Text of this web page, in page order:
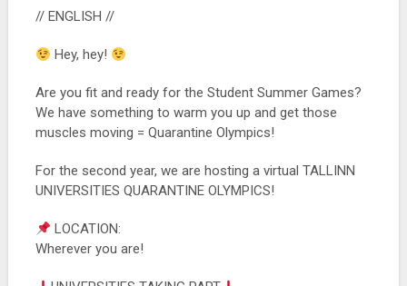
// ENGLISH //
Hey, hey!
Are you fit and ready for the Student Summer Games?
We have something to warm you up and get those
muscles moving = Quarantine Olympics!
For the second year, we are hosting a virtual TALLINN
UNIVERSITIES QUARANTINE OLYMPICS!
LOCATION:
Wherever you are!